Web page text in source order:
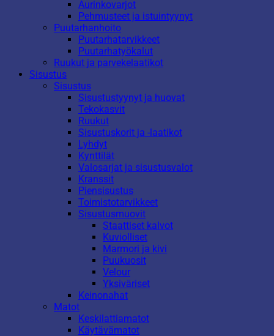
Aurinkovarjot
Pehmusteet ja istuintyynyt
Puutarhanhoito
Puutarhatarvikkeet
Puutarhatyökalut
Ruukut ja parvekelaatikot
Sisustus
Sisustus
Sisustustyynyt ja huovat
Tekokasvit
Ruukut
Sisustuskorit ja -laatikot
Lyhdyt
Kynttilät
Valosarjat ja sisustusvalot
Kranssit
Piensisustus
Toimistotarvikkeet
Sisustusmuovit
Staattiset kalvot
Kuviolliset
Marmori ja kivi
Puukuosit
Velour
Yksiväriset
Keinonahat
Matot
Keskilattiamatot
Käytävämatot